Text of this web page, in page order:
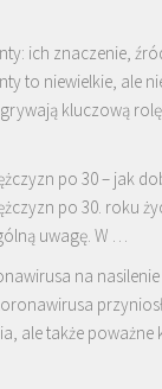
ich znaczenie,
to niewielkie, ale
kluczową
po 30 – jak
po 30. roku
uwagę. W …
na
ale także poważne